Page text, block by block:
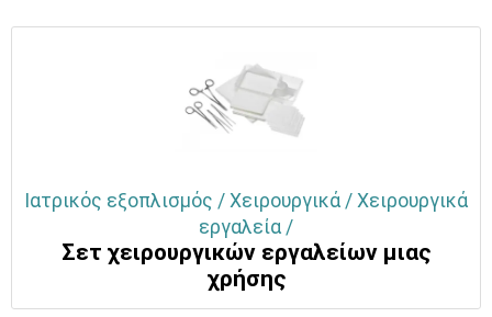
Ιατρικός εξοπλισμός / Χειρουργικά / Χειρουργικά
εργαλεία /
Σετ χειρουργικών εργαλείων μιας
χρήσης